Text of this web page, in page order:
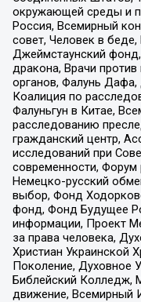
окружающей среды и
Россия, Всемирный
совет, Человек в
Джеймстаунский
дракона, Врачи против
органов, Фалунь Дафа,
Коалиция по
Фалуньгун в Китае,
расследованию
гражданский центр,
исследований при
современности, Форум
Немецко-русский
выбор, Фонд
фонд, Фонд Будущее
информации, Проект
за права человека,
Христиан Украинской
Поколение, Духовное
Библейский Колледж,
движение, Всемирный